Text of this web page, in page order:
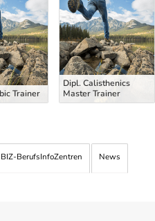
Trainer
Dipl. Calisthenics
Master Trainer
BIZ-BerufsInfoZentren News